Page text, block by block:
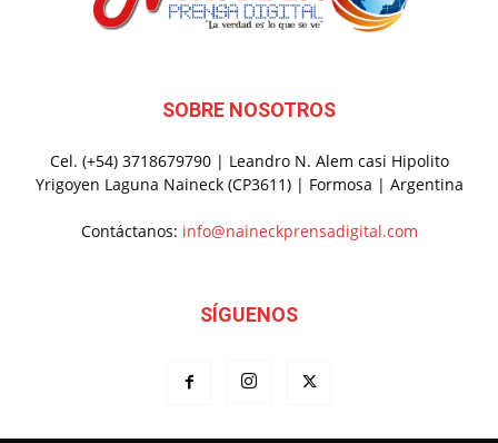
SOBRE NOSOTROS
Cel. (+54) 3718679790 | Leandro N. Alem casi Hipolito
Yrigoyen Laguna Naineck (CP3611) | Formosa | Argentina
Contáctanos: info@naineckprensadigital.com
SÍGUENOS